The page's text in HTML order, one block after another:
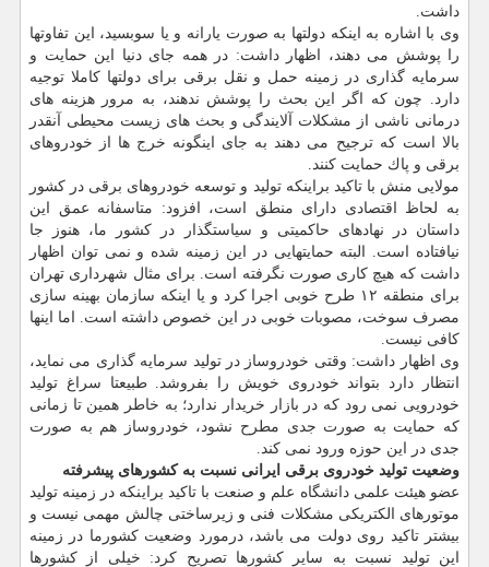
داشت.
وی با اشاره به اینكه دولتها به صورت یارانه و یا سوبسید، این تفاوتها
را پوشش می دهند، اظهار داشت: در همه جای دنیا این حمایت و
سرمایه گذاری در زمینه حمل و نقل برقی برای دولتها كاملا توجیه
دارد. چون كه اگر این بحث را پوشش ندهند، به مرور هزینه های
درمانی ناشی از مشكلات آلایندگی و بحث های زیست محیطی آنقدر
بالا است كه ترجیح می دهند به جای اینگونه خرج ها از خودروهای
برقی و پاك حمایت كنند.
مولایی منش با تاكید براینكه تولید و توسعه خودروهای برقی در كشور
به لحاظ اقتصادی دارای منطق است، افزود: متاسفانه عمق این
داستان در نهادهای حاكمیتی و سیاستگذار در كشور ما، هنوز جا
نیافتاده است. البته حمایتهایی در این زمینه شده و نمی توان اظهار
داشت كه هیچ كاری صورت نگرفته است. برای مثال شهرداری تهران
برای منطقه ۱۲ طرح خوبی اجرا كرد و یا اینكه سازمان بهینه سازی
مصرف سوخت، مصوبات خوبی در این خصوص داشته است. اما اینها
كافی نیست.
وی اظهار داشت: وقتی خودروساز در تولید سرمایه گذاری می نماید،
انتظار دارد بتواند خودروی خویش را بفروشد. طبیعتا سراغ تولید
خودرویی نمی رود كه در بازار خریدار ندارد؛ به خاطر همین تا زمانی
كه حمایت به صورت جدی مطرح نشود، خودروساز هم به صورت
جدی در این حوزه ورود نمی كند.
وضعیت تولید خودروی برقی ایرانی نسبت به كشورهای پیشرفته
عضو هیئت علمی دانشگاه علم و صنعت با تاكید براینكه در زمینه تولید
موتورهای الكتریكی مشكلات فنی و زیرساختی چالش مهمی نیست و
بیشتر تاكید روی دولت می باشد، درمورد وضعیت كشورما در زمینه
این تولید نسبت به سایر كشورها تصریح كرد: خیلی از كشورها